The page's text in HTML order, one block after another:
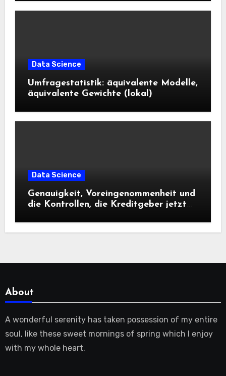
Data Science
Umfragestatistik: äquivalente Modelle,
äquivalente Gewichte (lokal)
Data Science
Genauigkeit, Voreingenommenheit und
die Kontrollen, die Kreditgeber jetzt
About
A wonderful serenity has taken possession of my entire
soul, like these sweet mornings of spring which I enjoy
with my whole heart.